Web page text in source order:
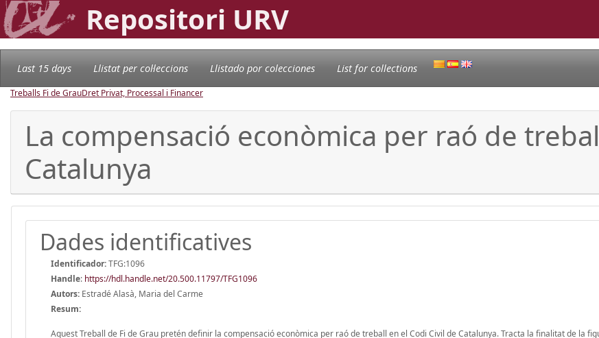
Repositori URV
Last 15 days Llistat per col·leccions Llistado por colecciones List for collections
Treballs Fi de GrauDret Privat, Processal i Financer
La compensació econòmica per raó de
Catalunya
Dades identificatives
Identificador:TFG:1096
Handle: https://hdl.handle.net/20.500.11797/TFG1096
Autors: Estradé Alasà, Maria del Carme
Resum:
Aquest Treball de Fi de Grau pretén definir la compensació econòmica per raó de treball en el Codi Civil de Catalunya. Tracta la finalitat de la